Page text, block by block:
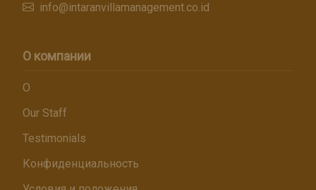
info@intaranvillamanagement.co.id
О компании
О
Our Staff
Testimonials
Конфиденциальность